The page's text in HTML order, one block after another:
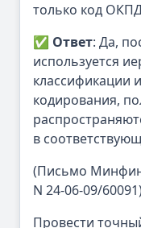
только код
✅ Ответ: Да,
используется
классификации
кодирования,
в
(Письмо
N 24-06-09/
Провести